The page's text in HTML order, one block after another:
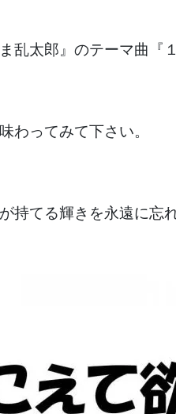
乱太郎』のテーマ曲『
わってみて下さい。
持てる輝きを永遠に忘